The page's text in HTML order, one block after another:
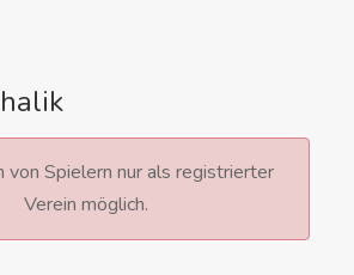
von Spielern nur als registrierter
Verein möglich.